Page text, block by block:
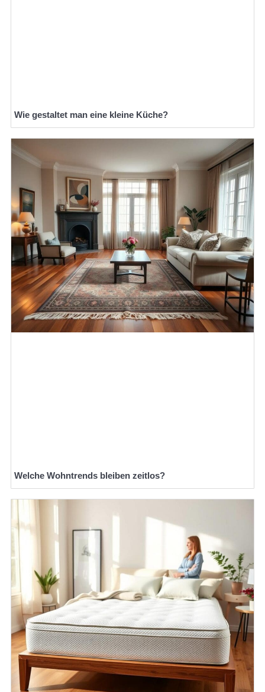
Wie gestaltet man eine kleine Küche?
Welche Wohntrends bleiben zeitlos?